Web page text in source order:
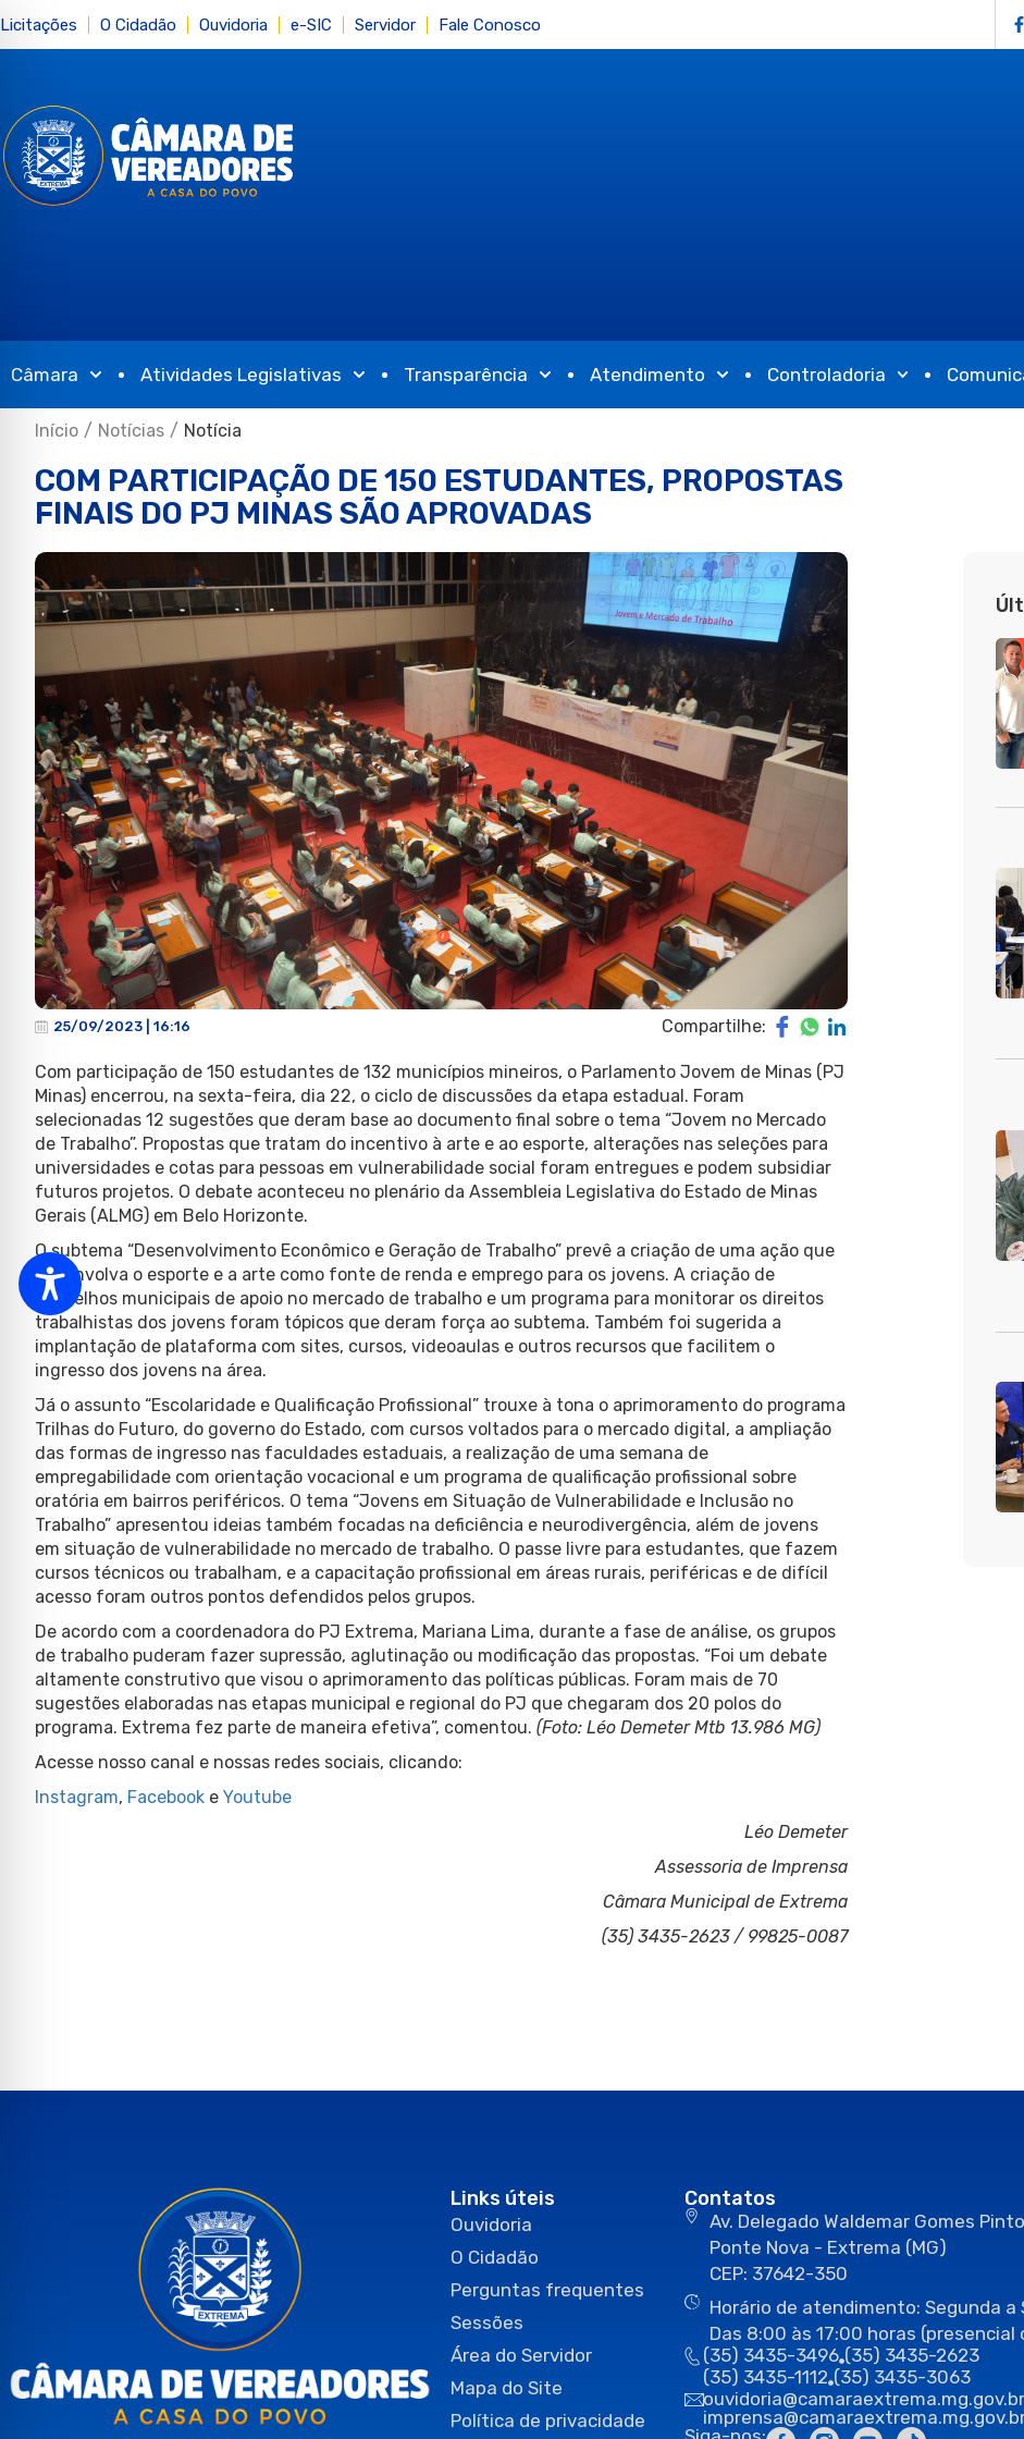
Licitações O Cidadão Ouvidoria e-SIC Servidor Fale Conosco
Câmara Atividades Legislativas Transparência Atendimento Controladoria
Início / Notícias / Notícia
COM PARTICIPAÇÃO DE 150 ESTUDANTES, PROPOSTAS
FINAIS DO PJ MINAS SÃO APROVADAS
25/09/2023 | 16:16 Compartilhe:
Com participação de 150 estudantes de 132 municípios mineiros, o Parlamento Jovem de Minas (PJ
Minas) encerrou, na sexta-feira, dia 22, o ciclo de discussões da etapa estadual. Foram
selecionadas 12 sugestões que deram base ao documento final sobre o tema “Jovem no Mercado
de Trabalho”. Propostas que tratam do incentivo à arte e ao esporte, alterações nas seleções para
universidades e cotas para pessoas em vulnerabilidade social foram entregues e podem subsidiar
futuros projetos. O debate aconteceu no plenário da Assembleia Legislativa do Estado de Minas
Gerais (ALMG) em Belo Horizonte.
O subtema “Desenvolvimento Econômico e Geração de Trabalho” prevê a criação de uma ação que
desenvolva o esporte e a arte como fonte de renda e emprego para os jovens. A criação de
conselhos municipais de apoio no mercado de trabalho e um programa para monitorar os direitos
trabalhistas dos jovens foram tópicos que deram força ao subtema. Também foi sugerida a
implantação de plataforma com sites, cursos, videoaulas e outros recursos que facilitem o
ingresso dos jovens na área.
Já o assunto “Escolaridade e Qualificação Profissional” trouxe à tona o aprimoramento do programa
Trilhas do Futuro, do governo do Estado, com cursos voltados para o mercado digital, a ampliação
das formas de ingresso nas faculdades estaduais, a realização de uma semana de
empregabilidade com orientação vocacional e um programa de qualificação profissional sobre
oratória em bairros periféricos. O tema “Jovens em Situação de Vulnerabilidade e Inclusão no
Trabalho” apresentou ideias também focadas na deficiência e neurodivergência, além de jovens
em situação de vulnerabilidade no mercado de trabalho. O passe livre para estudantes, que fazem
cursos técnicos ou trabalham, e a capacitação profissional em áreas rurais, periféricas e de difícil
acesso foram outros pontos defendidos pelos grupos.
De acordo com a coordenadora do PJ Extrema, Mariana Lima, durante a fase de análise, os grupos
de trabalho puderam fazer supressão, aglutinação ou modificação das propostas. “Foi um debate
altamente construtivo que visou o aprimoramento das políticas públicas. Foram mais de 70
sugestões elaboradas nas etapas municipal e regional do PJ que chegaram dos 20 polos do
programa. Extrema fez parte de maneira efetiva”, comentou. (Foto: Léo Demeter Mtb 13.986 MG)
Acesse nosso canal e nossas redes sociais, clicando:
Instagram, Facebook e Youtube
Léo Demeter
Assessoria de Imprensa
Câmara Municipal de Extrema
(35) 3435-2623 / 99825-0087
Links úteis
Ouvidoria
O Cidadão
Perguntas frequentes
Sessões
Área do Servidor
Mapa do Site
Política de privacidade
Contatos
Av. Delegado Waldemar Gomes
Ponte Nova - Extrema (MG)
CEP: 37642-350
Horário de atendimento: Segunda
Das 8:00 às 17:00 horas
(35) 3435-3496 (35) 3435-2623
(35) 3435-1112 (35) 3435-3063
ouvidoria@camaraextrema.mg.gov.br